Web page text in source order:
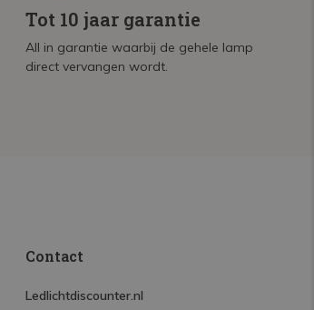
Tot 10 jaar garantie
All in garantie waarbij de gehele lamp
direct vervangen wordt.
Contact
Ledlichtdiscounter.nl